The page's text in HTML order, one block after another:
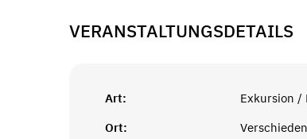
VERANSTALTUNGSDETAILS
Art:
Exkursion /
Ort: